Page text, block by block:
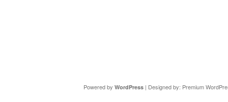
Powered by WordPress| Designed by: Premium